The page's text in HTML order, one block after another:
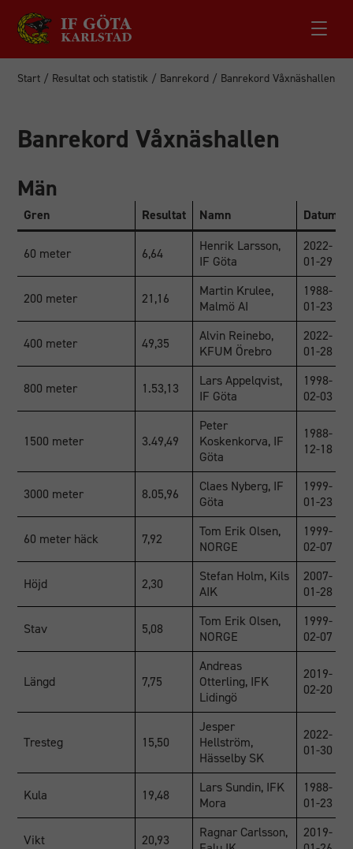
Start / Resultat och statistik / Banrekord / Banrekord Våxnäshallen
Banrekord Våxnäshallen
Män
Gren Resultat Namn Datum
60 meter 6,64
Henrik Larsson,
IF Göta
2022-
01-29
200 meter 21,16
Martin Krulee,
Malmö AI
1988-
01-23
400 meter 49,35
Alvin Reinebo,
KFUM Örebro
2022-
01-28
800 meter 1.53,13
Lars Appelqvist,
IF Göta
1998-
02-03
1500 meter 3.49,49
Peter
Koskenkorva, IF
Göta
1988-
12-18
3000 meter 8.05,96
Claes Nyberg, IF
Göta
1999-
01-23
60 meter häck 7,92
Tom Erik Olsen,
NORGE
1999-
02-07
Höjd 2,30
Stefan Holm, Kils
AIK
2007-
01-28
Stav 5,08
Tom Erik Olsen,
NORGE
1999-
02-07
Längd 7,75
Andreas
Otterling, IFK
Lidingö
2019-
02-20
Tresteg 15,50
Jesper
Hellström,
Hässelby SK
2022-
01-30
Kula 19,48
Lars Sundin, IFK
Mora
1988-
01-23
Vikt 20,93
Ragnar Carlsson,
2019-